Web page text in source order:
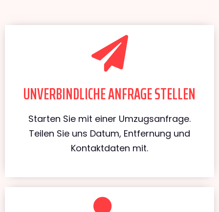
UNVERBINDLICHE ANFRAGE STELLEN
Starten Sie mit einer Umzugsanfrage.
Teilen Sie uns Datum, Entfernung und
Kontaktdaten mit.